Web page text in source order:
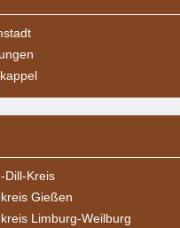
Dill-Kreis
Gießen
Limburg-Weilburg